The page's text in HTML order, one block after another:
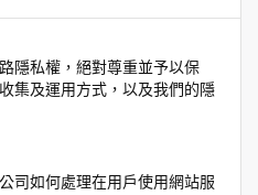
隱私權，絕對尊重並予以保
集及運用方式，以及我們的隱
司如何處理在用戶使用網站服